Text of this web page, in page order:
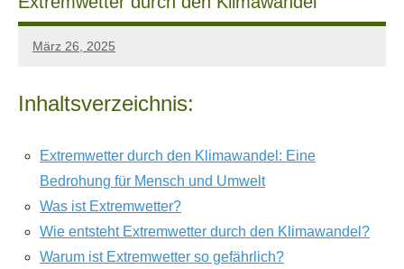
März 26, 2025
Klimahamster
Keine
Inhaltsverzeichnis:
Extremwetter durch den Klimawandel: Eine
Bedrohung für Mensch und Umwelt
Was ist Extremwetter?
Wie entsteht Extremwetter durch den Klimawandel?
Warum ist Extremwetter so gefährlich?